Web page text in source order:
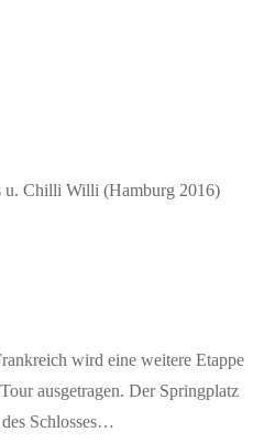
wird eine weitere Etappe
ausgetragen. Der Springplatz
Schlosses…